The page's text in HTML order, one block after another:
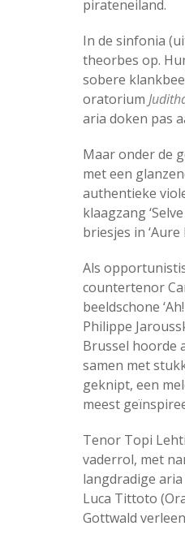
pirateneiland.
In de sinfonia
theorbes op.
sobere
oratorium
aria doken pas
Maar onder de
met een
authentieke
klaagzang
briesjes in
Als
countertenor
beeldschone
Philippe
Brussel hoorde
samen met
geknipt, een
meest
Tenor Topi
vaderrol, met
langdradige aria
Luca Tittoto
Gottwald